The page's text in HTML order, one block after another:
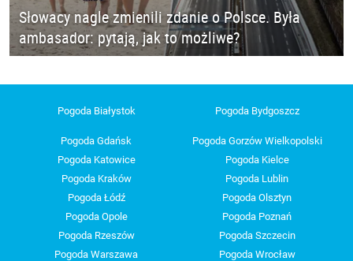
Słowacy nagle zmienili zdanie o Polsce. Była
ambasador: pytają, jak to możliwe?
Pogoda Białystok Pogoda Bydgoszcz
Pogoda Gdańsk
Pogoda Gorzów Wielkopolski
Pogoda Katowice
Pogoda Kielce
Pogoda Kraków
Pogoda Lublin
Pogoda Łódź
Pogoda Olsztyn
Pogoda Opole
Pogoda Poznań
Pogoda Rzeszów
Pogoda Szczecin
Pogoda Warszawa
Pogoda Wrocław